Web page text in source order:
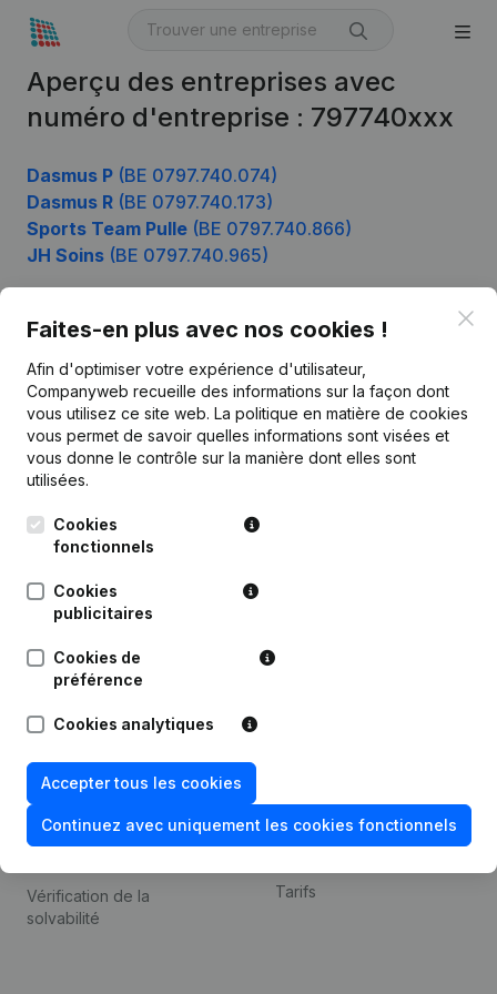
Aperçu des entreprises avec
numéro d'entreprise : 797740xxx
Dasmus P (BE 0797.740.074)
Dasmus R (BE 0797.740.173)
Sports Team Pulle (BE 0797.740.866)
JH Soins (BE 0797.740.965)
Faites-en plus avec nos cookies !
Afin d'optimiser votre expérience d'utilisateur,
Companyweb recueille des informations sur la façon dont
vous utilisez ce site web. La politique en matière de cookies
vous permet de savoir quelles informations sont visées et
vous donne le contrôle sur la manière dont elles sont
utilisées.
Cookies
fonctionnels
Cookies
publicitaires
Cookies de
préférence
Cookies analytiques
Accepter tous les cookies
Continuez avec uniquement les cookies fonctionnels
Français
Leuvensesteenweg
248D,
Produit
Informations d’entreprise
Monitoring
Recherche internationale
Thème
de la fraude
Consulter des comptes
annuels
Recherche de numéro de
Vérification de la
solvabilité
Contact
Tarifs